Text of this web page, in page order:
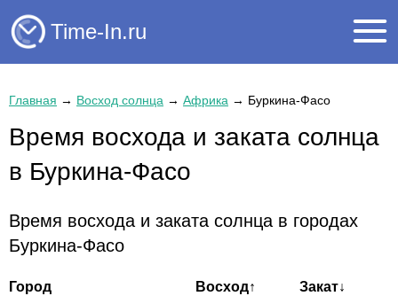
Time-In.ru
Главная → Восход солнца → Африка → Буркина-Фасо
Время восхода и заката солнца
в Буркина-Фасо
Время восхода и заката солнца в городах
Буркина-Фасо
Город Восход↑ Закат↓